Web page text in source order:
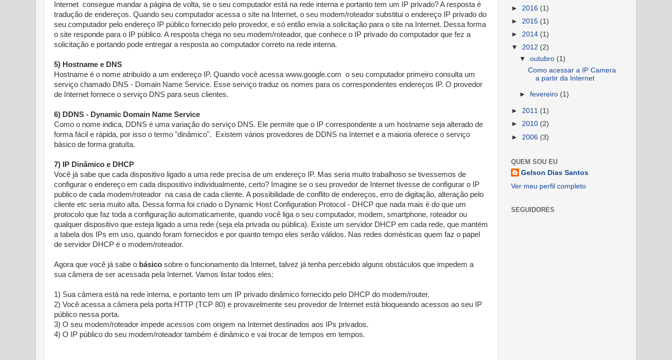
Internet consegue mandar a página de volta, se o seu computador está na rede interna e portanto tem um IP privado? A resposta é
tradução de endereços. Quando seu computador acessa o site na Internet, o seu modem/roteador substitui o endereço IP privado do
seu computador pelo endereço IP público fornecido pelo provedor, e só então envia a solicitação para o site na Internet. Dessa forma
o site responde para o IP público. A resposta chega no seu modem/roteador, que conhece o IP privado do computador que fez a
solicitação e portando pode entregar a resposta ao computador correto na rede interna.
5) Hostname e DNS
Hostname é o nome atribuído a um endereço IP. Quando você acessa www.google.com o seu computador primeiro consulta um
serviço chamado DNS - Domain Name Service. Esse serviço traduz os nomes para os correspondentes endereços IP. O provedor
de Internet fornece o serviço DNS para seus clientes.
6) DDNS - Dynamic Domain Name Service
Como o nome indica, DDNS é uma variação do serviço DNS. Ele permite que o IP correspondente a um hostname seja alterado de
forma fácil e rápida, por isso o termo "dinâmico". Existem vários provedores de DDNS na Internet e a maioria oferece o serviço
básico de forma gratuíta.
7) IP Dinâmico e DHCP
Você já sabe que cada dispositivo ligado a uma rede precisa de um endereço IP. Mas seria muito trabalhoso se tivessemos de
configurar o endereço em cada dispositivo individualmente, certo? Imagine se o seu provedor de Internet tivesse de configurar o IP
publico de cada modem/roteador na casa de cada cliente. A possibilidade de conflito de endereços, erro de digitação, alteração pelo
cliente etc seria muito alta. Dessa forma foi criado o Dynamic Host Configuration Protocol - DHCP que nada mais é do que um
protocolo que faz toda a configuração automaticamente, quando você liga o seu computador, modem, smartphone, roteador ou
qualquer dispositivo que esteja ligado a uma rede (seja ela privada ou pública). Existe um servidor DHCP em cada rede, que mantém
a tabela dos IPs em uso, quando foram fornecidos e por quanto tempo eles serão válidos. Nas redes domésticas quem faz o papel
de servidor DHCP é o modem/roteador.
Agora que você já sabe o básico sobre o funcionamento da Internet, talvez já tenha percebido alguns obstáculos que impedem a
sua câmera de ser acessada pela Internet. Vamos listar todos eles:
1) Sua câmera está na rede interna, e portanto tem um IP privado dinâmico fornecido pelo DHCP do modem/router.
2) Você acessa a câmera pela porta HTTP (TCP 80) e provavelmente seu provedor de Internet está bloqueando acessos ao seu IP
público nessa porta.
3) O seu modem/roteador impede acessos com origem na Internet destinados aos IPs privados.
4) O IP público do seu modem/roteador também é dinâmico e vai trocar de tempos em tempos.
► 2016 (1)
► 2015 (1)
► 2014 (1)
▼ 2012 (2)
▼outubro (1)
Como acessar a IP Camera
a partir da Internet
►fevereiro (1)
► 2011 (1)
► 2010 (2)
► 2006 (3)
QUEM SOU EU
Gelson Dias Santos
Ver meu perfil completo
SEGUIDORES